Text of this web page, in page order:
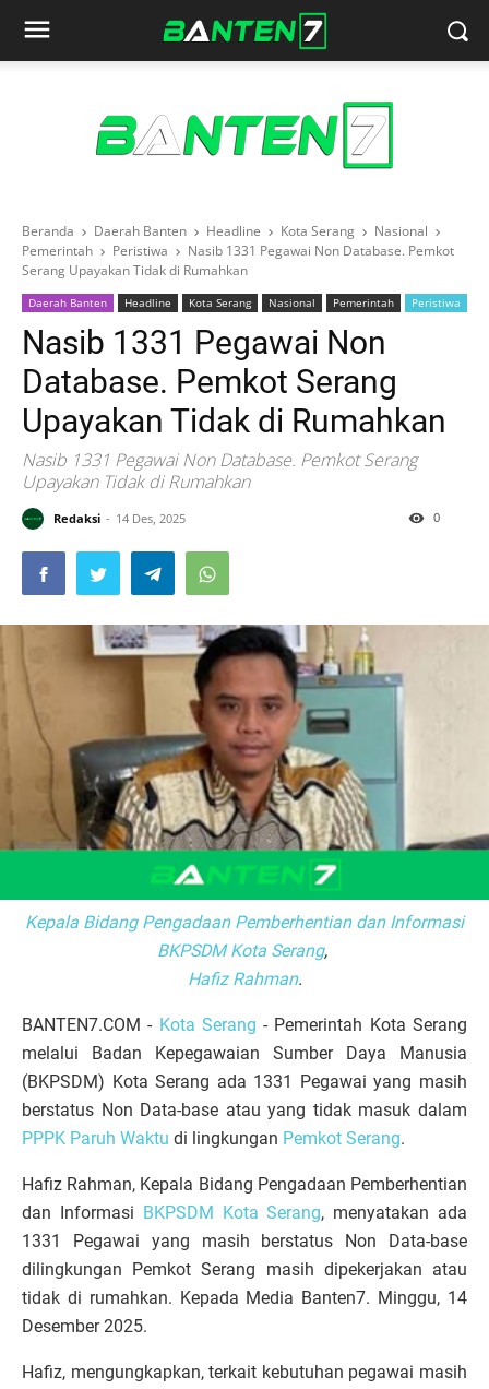
Beranda Daerah Banten Headline Kota Serang
Nasional
Pemerintah
Peristiwa
Nasib 1331 Pegawai Non Database. Pemkot
Serang Upayakan Tidak di Rumahkan
Daerah Banten Headline Kota Serang Nasional Pemerintah Peristiwa
Nasib 1331 Pegawai Non
Database. Pemkot Serang
Upayakan Tidak di Rumahkan
Nasib 1331 Pegawai Non Database. Pemkot Serang
Upayakan Tidak di Rumahkan
Redaksi 14 Des, 2025 0
Kepala Bidang Pengadaan Pemberhentian dan Informasi
BKPSDM Kota Serang,
Hafiz Rahman.
BANTEN7.COM - Kota Serang - Pemerintah Kota Serang
melalui Badan Kepegawaian Sumber Daya Manusia
(BKPSDM) Kota Serang ada 1331 Pegawai yang masih
berstatus Non Data-base atau yang tidak masuk dalam
PPPK Paruh Waktu di lingkungan Pemkot Serang.
Hafiz Rahman, Kepala Bidang Pengadaan Pemberhentian
dan Informasi BKPSDM Kota Serang, menyatakan ada
1331 Pegawai yang masih berstatus Non Data-base
dilingkungan Pemkot Serang masih dipekerjakan atau
tidak di rumahkan. Kepada Media Banten7. Minggu, 14
Desember 2025.
Hafiz, mengungkapkan, terkait kebutuhan pegawai masih